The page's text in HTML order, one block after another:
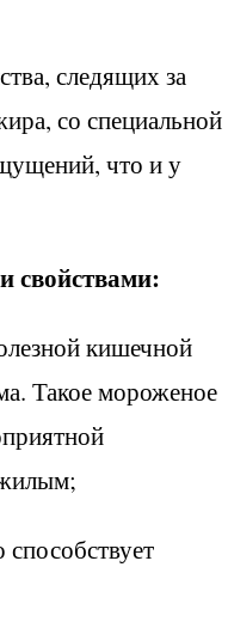
следящих за
со специальной
что и у
свойствами:
кишечной
Такое мороженое